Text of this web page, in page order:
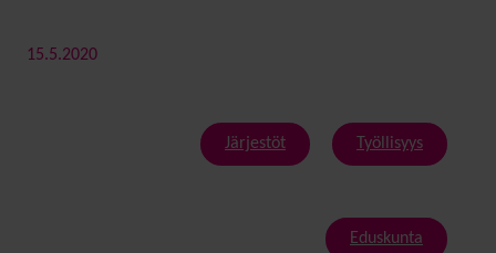
15.5.2020
Järjestöt Työllisyys
Eduskunta